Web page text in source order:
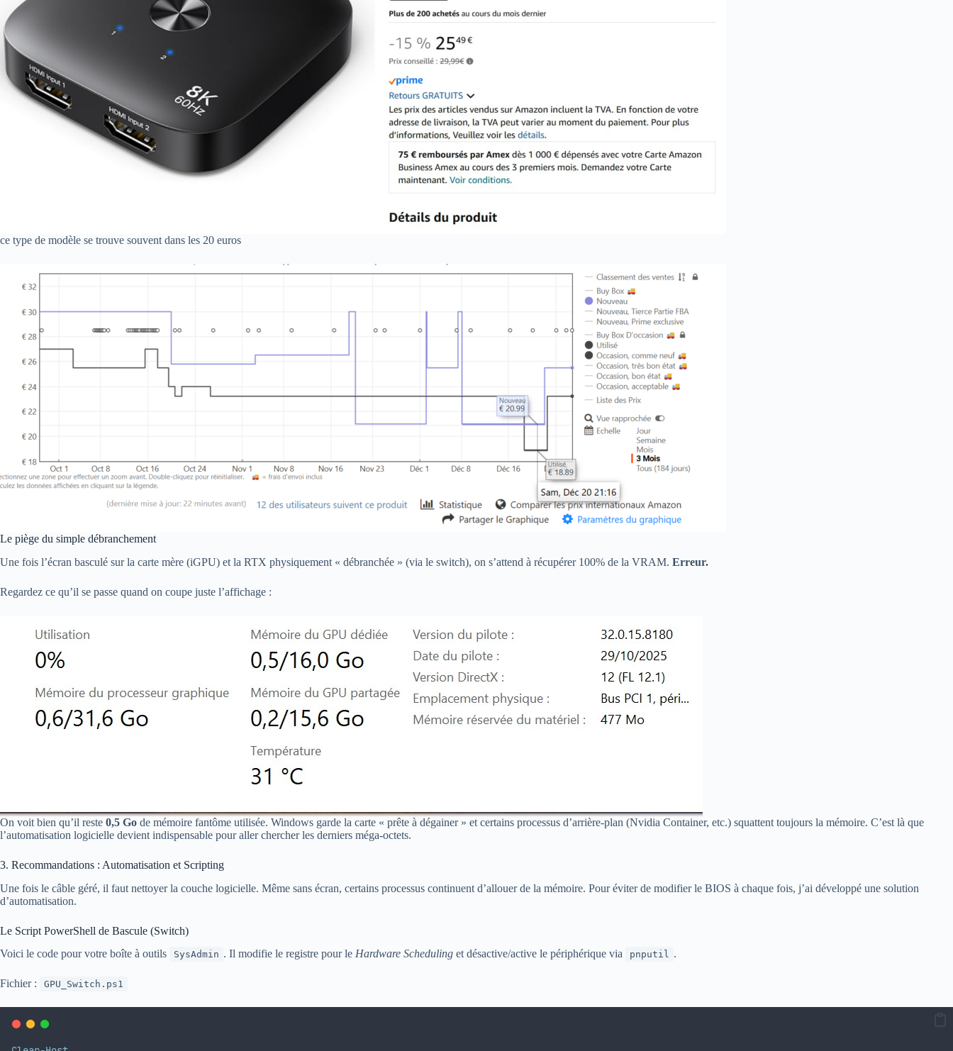
ce type de modèle se trouve souvent dans les 20 euros
Le piège du simple débranchement
Une fois l’écran basculé sur la carte mère (iGPU) et la RTX physiquement « débranchée » (via le switch), on s’attend à récupérer 100% de la VRAM. Erreur.
Regardez ce qu’il se passe quand on coupe juste l’affichage :
On voit bien qu’il reste 0,5 Go de mémoire fantôme utilisée. Windows garde la carte « prête à dégainer » et certains processus d’arrière-plan (Nvidia Container, etc.) squattent toujours la mémoire. C’est là que
l’automatisation logicielle devient indispensable pour aller chercher les derniers méga-octets.
3. Recommandations : Automatisation et Scripting
Une fois le câble géré, il faut nettoyer la couche logicielle. Même sans écran, certains processus continuent d’allouer de la mémoire. Pour éviter de modifier le BIOS à chaque fois, j’ai développé une solution
d’automatisation.
Le Script PowerShell de Bascule (Switch)
Voici le code pour votre boîte à outils
SysAdmin . Il modifie le registre pour le Hardware Scheduling et désactive/active le périphérique via pnputil .
Fichier : GPU_Switch.ps1